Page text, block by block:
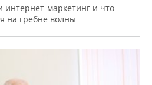
интернет-маркетинг и что
на гребне волны